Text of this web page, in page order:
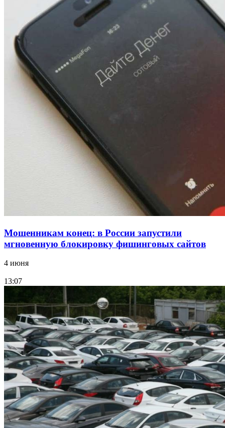
Волгоградские вузы в топе зарплатного
рейтинга: ВолгГТУ и ВолгГМУ вошли в топ‑15
для химической отрасли и фармацевтики
18:39
В Красноармейском районе Волгограда стартует
конкурс на ремонт моста через Волго‑Донской
судоходный канал
Фестиваль #ТриЧетыре в Волгограде пройдёт
11–13 сентября в рамках Года единства народов
Мошенникам конец: в России запустили
мгновенную блокировку фишинговых сайтов
4 июня
13:07